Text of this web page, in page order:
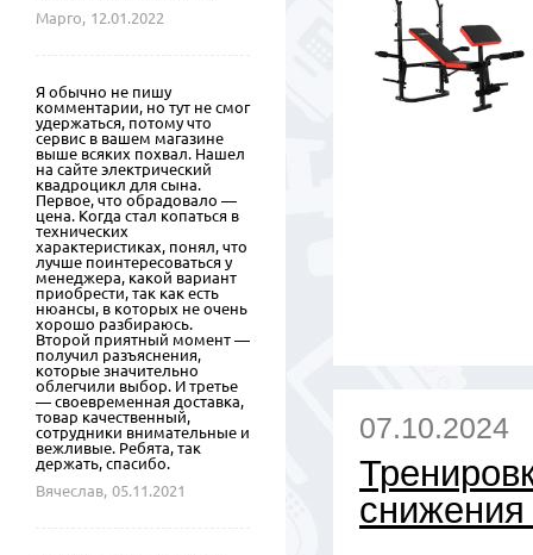
07.10.2024
Марго, 12.01.2022
Я обычно не пишу
комментарии, но тут не смог
удержаться, потому что
сервис в вашем магазине
выше всяких похвал. Нашел
на сайте электрический
квадроцикл для сына.
Первое, что обрадовало —
цена. Когда стал копаться в
технических
характеристиках, понял, что
лучше поинтересоваться у
менеджера, какой вариант
приобрести, так как есть
нюансы, в которых не очень
хорошо разбираюсь.
Второй приятный момент —
получил разъяснения,
которые значительно
облегчили выбор. И третье
— своевременная доставка,
товар качественный,
сотрудники внимательные и
вежливые. Ребята, так
держать, спасибо.
Вячеслав, 05.11.2021